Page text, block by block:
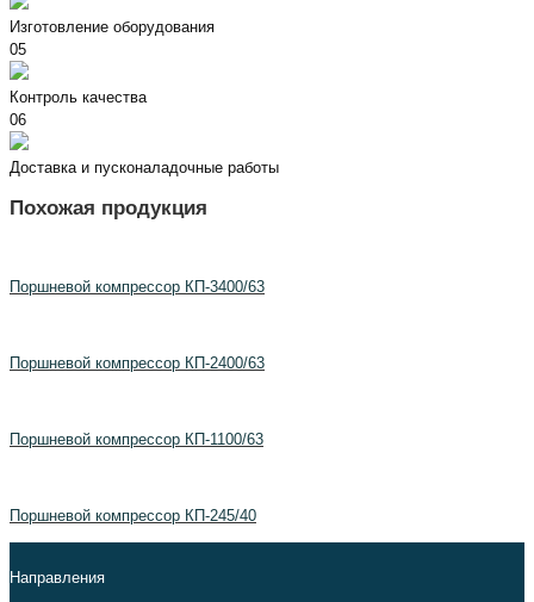
Изготовление оборудования
05
Контроль качества
06
Доставка и пусконаладочные работы
Похожая продукция
Поршневой компрессор КП-3400/63
Поршневой компрессор КП-2400/63
Поршневой компрессор КП-1100/63
Поршневой компрессор КП-245/40
Направления